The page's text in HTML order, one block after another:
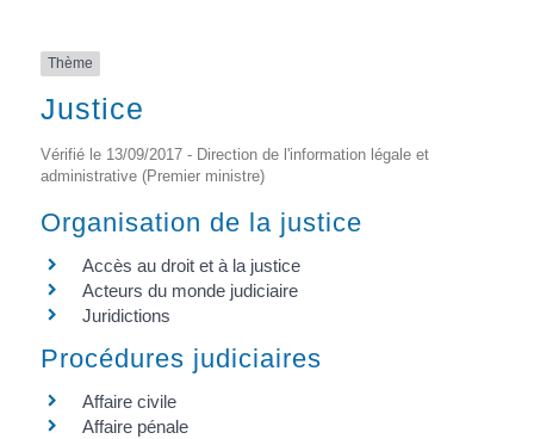
Thème
Justice
Vérifié le 13/09/2017 - Direction de l'information légale et
administrative (Premier ministre)
Organisation de la justice
Accès au droit et à la justice
Acteurs du monde judiciaire
Juridictions
Procédures judiciaires
Affaire civile
Affaire pénale